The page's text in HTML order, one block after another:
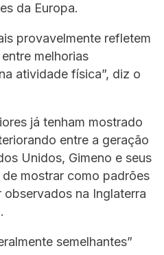
da Europa.
provavelmente refletem
melhorias
atividade física”, diz o
já tenham mostrado
entre a geração
Unidos, Gimeno e seus
mostrar como padrões
na Inglaterra
semelhantes”